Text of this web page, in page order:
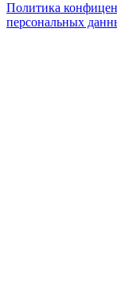
Политика
персональных